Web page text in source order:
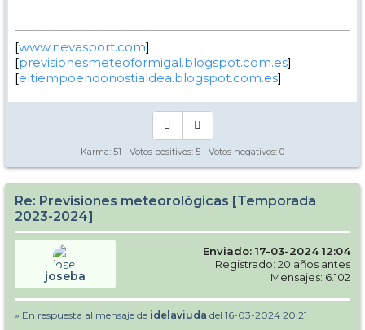
[www.nevasport.com]
[previsionesmeteoformigal.blogspot.com.es]
[eltiempoendonostialdea.blogspot.com.es]
Karma: 51 - Votos positivos: 5 - Votos negativos: 0
Re: Previsiones meteorológicas [Temporada
2023-2024]
joseba
Enviado: 17-03-2024 12:04
Registrado: 20 años antes
Mensajes: 6.102
» En respuesta al mensaje de idelaviuda del 16-03-2024 20:21